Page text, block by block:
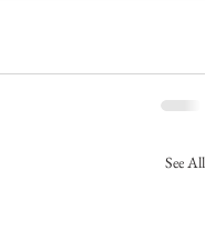
See All